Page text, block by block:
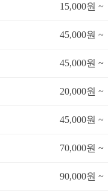
15,000원 ~
45,000원 ~
45,000원 ~
20,000원 ~
45,000원 ~
70,000원 ~
90,000원 ~